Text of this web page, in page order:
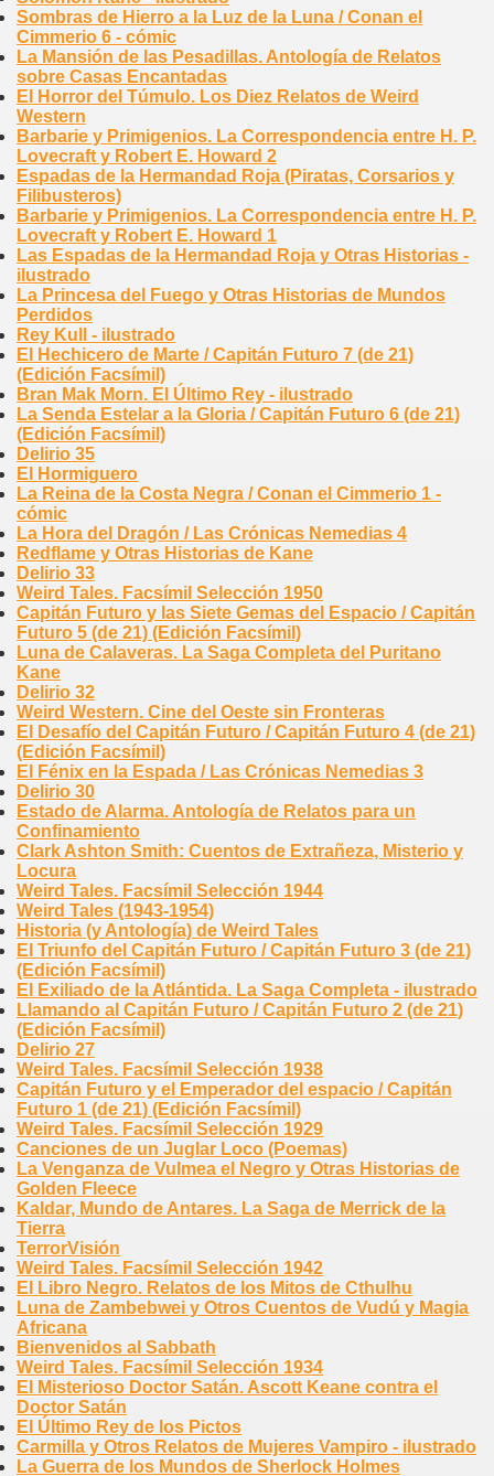
Sombras de Hierro a la Luz de la Luna / Conan el
Cimmerio 6 - cómic
La Mansión de las Pesadillas. Antología de Relatos
sobre Casas Encantadas
El Horror del Túmulo. Los Diez Relatos de Weird
Western
Barbarie y Primigenios. La Correspondencia entre H. P.
Lovecraft y Robert E. Howard 2
Espadas de la Hermandad Roja (Piratas, Corsarios y
Filibusteros)
Barbarie y Primigenios. La Correspondencia entre H. P.
Lovecraft y Robert E. Howard 1
Las Espadas de la Hermandad Roja y Otras Historias -
ilustrado
La Princesa del Fuego y Otras Historias de Mundos
Perdidos
Rey Kull - ilustrado
El Hechicero de Marte / Capitán Futuro 7 (de 21)
(Edición Facsímil)
Bran Mak Morn. El Último Rey - ilustrado
La Senda Estelar a la Gloria / Capitán Futuro 6 (de 21)
(Edición Facsímil)
Delirio 35
El Hormiguero
La Reina de la Costa Negra / Conan el Cimmerio 1 -
cómic
La Hora del Dragón / Las Crónicas Nemedias 4
Redflame y Otras Historias de Kane
Delirio 33
Weird Tales. Facsímil Selección 1950
Capitán Futuro y las Siete Gemas del Espacio / Capitán
Futuro 5 (de 21) (Edición Facsímil)
Luna de Calaveras. La Saga Completa del Puritano
Kane
Delirio 32
Weird Western. Cine del Oeste sin Fronteras
El Desafío del Capitán Futuro / Capitán Futuro 4 (de 21)
(Edición Facsímil)
El Fénix en la Espada / Las Crónicas Nemedias 3
Delirio 30
Estado de Alarma. Antología de Relatos para un
Confinamiento
Clark Ashton Smith: Cuentos de Extrañeza, Misterio y
Locura
Weird Tales. Facsímil Selección 1944
Weird Tales (1943-1954)
Historia (y Antología) de Weird Tales
El Triunfo del Capitán Futuro / Capitán Futuro 3 (de 21)
(Edición Facsímil)
El Exiliado de la Atlántida. La Saga Completa - ilustrado
Llamando al Capitán Futuro / Capitán Futuro 2 (de 21)
(Edición Facsímil)
Delirio 27
Weird Tales. Facsímil Selección 1938
Capitán Futuro y el Emperador del espacio / Capitán
Futuro 1 (de 21) (Edición Facsímil)
Weird Tales. Facsímil Selección 1929
Canciones de un Juglar Loco (Poemas)
La Venganza de Vulmea el Negro y Otras Historias de
Golden Fleece
Kaldar, Mundo de Antares. La Saga de Merrick de la
Tierra
TerrorVisión
Weird Tales. Facsímil Selección 1942
El Libro Negro. Relatos de los Mitos de Cthulhu
Luna de Zambebwei y Otros Cuentos de Vudú y Magia
Africana
Bienvenidos al Sabbath
Weird Tales. Facsímil Selección 1934
El Misterioso Doctor Satán. Ascott Keane contra el
Doctor Satán
El Último Rey de los Pictos
Carmilla y Otros Relatos de Mujeres Vampiro - ilustrado
La Guerra de los Mundos de Sherlock Holmes